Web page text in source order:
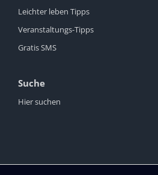
Leichter leben Tipps
Veranstaltungs-Tipps
Gratis SMS
Suche
Hier suchen